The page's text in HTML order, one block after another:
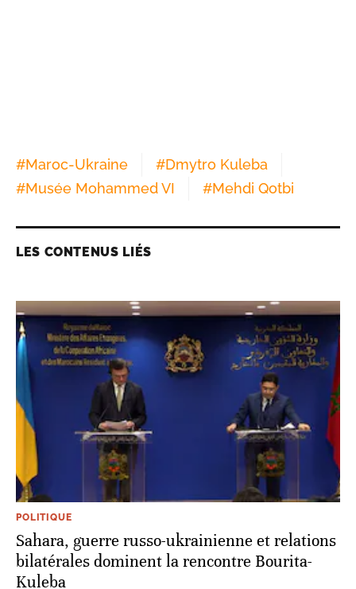
#Maroc-Ukraine #Dmytro Kuleba
#Musée Mohammed VI #Mehdi Qotbi
LES CONTENUS LIÉS
POLITIQUE
Sahara, guerre russo-ukrainienne et relations
bilatérales dominent la rencontre Bourita-
Kuleba